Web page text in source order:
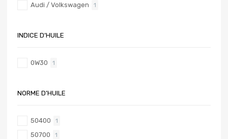
Audi / Volkswagen 1
INDICE D’HUILE
0W30 1
NORME D’HUILE
50400 1
50700 1